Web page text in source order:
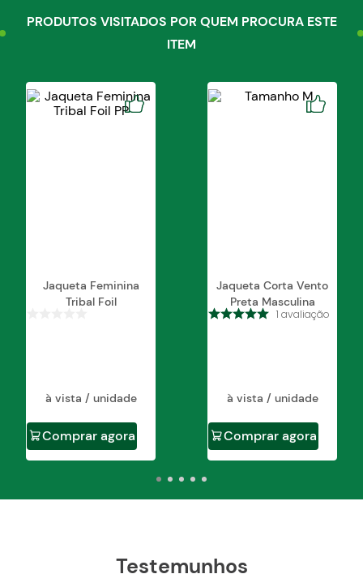
PRODUTOS VISITADOS POR QUEM PROCURA ESTE
ITEM
Jaqueta Feminina
Tribal Foil
à vista / unidade
Comprar agora
Jaqueta Corta Vento
Preta Masculina
1 avaliação
à vista / unidade
Comprar agora
Testemunhos